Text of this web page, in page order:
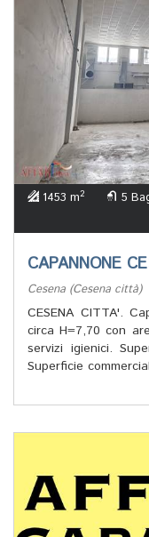
1453 m2 5
CAPANNONE
Cesena (Cesena città)
CESENA CITTA'.
circa H=7,70 con
servizi igienici.
Superficie